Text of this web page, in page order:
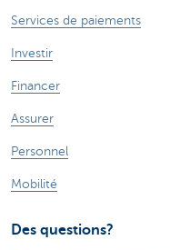
Services de paiements
Investir
Financer
Assurer
Personnel
Mobilité
Des questions?